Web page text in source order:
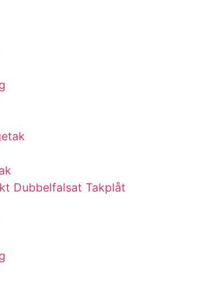
Dubbelfalsat Takplåt